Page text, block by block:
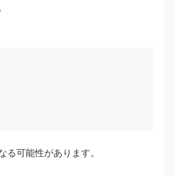
る可能性があります。